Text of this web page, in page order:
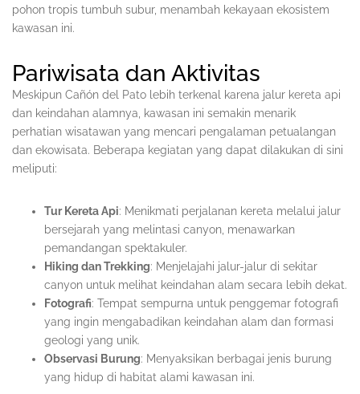
pohon tropis tumbuh subur, menambah kekayaan ekosistem
kawasan ini.
Pariwisata dan Aktivitas
Meskipun Cañón del Pato lebih terkenal karena jalur kereta api
dan keindahan alamnya, kawasan ini semakin menarik
perhatian wisatawan yang mencari pengalaman petualangan
dan ekowisata. Beberapa kegiatan yang dapat dilakukan di sini
meliputi:
Tur Kereta Api: Menikmati perjalanan kereta melalui jalur
bersejarah yang melintasi canyon, menawarkan
pemandangan spektakuler.
Hiking dan Trekking: Menjelajahi jalur-jalur di sekitar
canyon untuk melihat keindahan alam secara lebih dekat.
Fotografi: Tempat sempurna untuk penggemar fotografi
yang ingin mengabadikan keindahan alam dan formasi
geologi yang unik.
Observasi Burung: Menyaksikan berbagai jenis burung
yang hidup di habitat alami kawasan ini.